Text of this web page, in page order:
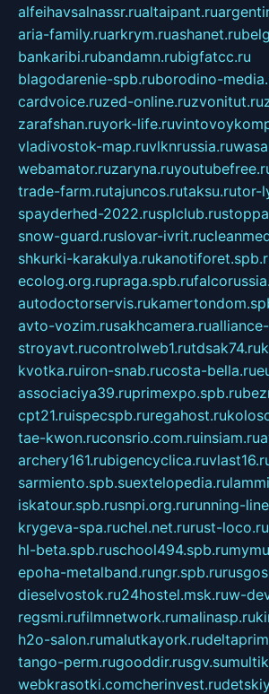
alfeihavsalnassr.rualtaipant.ru
aria-family.ruarkrym.ruashanet.ru
bankaribi.rubandamn.rubigfatcc.ru
blagodarenie-spb.ruborodino-
cardvoice.ruzed-online.ruzvonitut.ru
zarafshan.ruyork-life.ru
vladivostok-map.ruvlknrussia.ru
webamator.ruzaryna.ru
trade-farm.rutajuncos.rutaksu.rutor-
spayderhed-2022.rusplclub.ru
snow-guard.ruslovar-ivrit.ru
shkurki-karakulya.ru
ecolog.org.rupraga.spb.ru
autodoctorservis.ru
avto-vozim.rusakhcamera.ru
stroyavt.rucontrolweb1.rutdsak74.ru
kvotka.ruiron-snab.rucosta-bella.ru
associaciya39.ruprimexpo.spb.ru
cpt21.ruispecspb.ruregahost.ru
tae-kwon.ruconsrio.com.ruinsiam.ru
archery161.rubigencyclica.ru
sarmiento.spb.suextelopedia.ru
iskatour.spb.rusnpi.org.rurunning-
krygeva-spa.ruchel.net.rurust-loco.ru
hl-beta.spb.ruschool494.spb.ru
epoha-metalband.rungr.spb.ru
dieselvostok.ru24hostel.msk.ruw-
regsmi.rufilmnetwork.rumalinasp.ru
h2o-salon.rumalutkayork.ru
tango-perm.rugooddir.rusgv.su
webkrasotki.comcherinvest.ru